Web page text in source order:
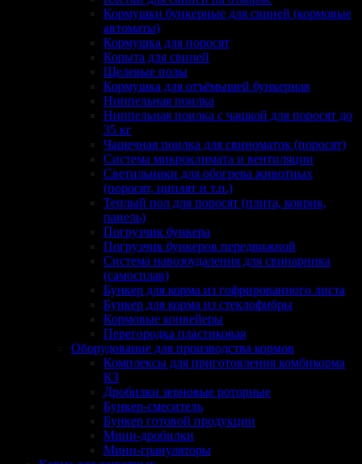
Кормушки бункерные для свиней (кормовые
автоматы)
Кормушка для поросят
Корыта для свиней
Щелевые полы
Кормушка для отъёмышей бункерная
Ниппельная поилка
Ниппельная поилка с чашкой для поросят до
35 кг
Чашечная поилка для свиноматок (поросят)
Система микроклимата и вентиляции
Светильники для обогрева животных
(поросят, циплят и т.п.)
Теплый пол для поросят (плита, коврик,
панель)
Погрузчик бункера
Погрузчик бункеров передвижной
Система навозоудаления для свинарника
(самосплав)
Бункер для корма из гофрированного листа
Бункер для корма из стеклофибры
Кормовые конвейеры
Перегородка пластиковая
Оборудование для производства кормов
Комплексы для приготовления комбикорма
КЗ
Дробилки зерновые роторные
Бункер-смеситель
Бункер готовой продукции
Мини-дробилки
Мини-грануляторы